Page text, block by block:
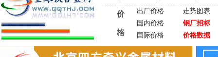
价
格
出厂价格
走势图表
国内价格
钢厂招标
国际价格
价格数据